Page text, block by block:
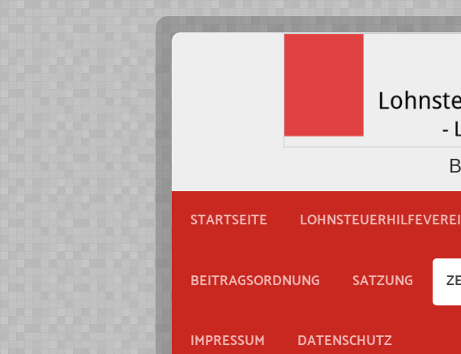
STARTSEITE
BEITRAGSORDNUNG SATZUNG
IMPRESSUM DATENSCHUTZ